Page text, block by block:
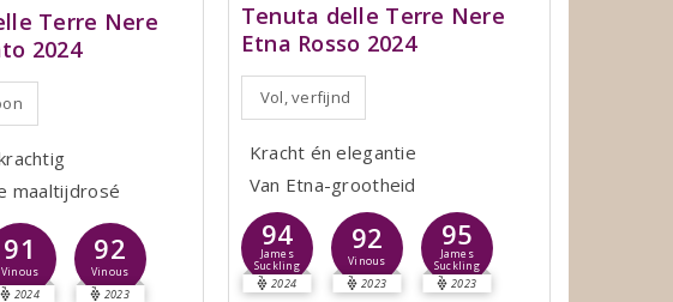
Terre Nere
2024
maaltijdrosé
91
Vinous
2024
92
Vinous
2023
Tenuta delle Terre Nere
Etna Rosso 2024
Vol, verfijnd
Kracht én elegantie
Van Etna-grootheid
94
James
Suckling
2024
92
Vinous
2023
95
James
Suckling
2023